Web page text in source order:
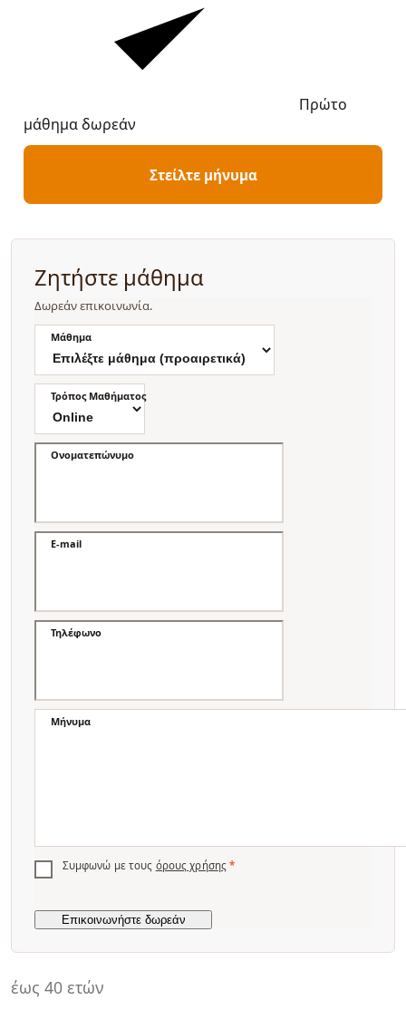
έως 40 ετών
Πρώτο
μάθημα δωρεάν
Στείλτε μήνυμα
Ζητήστε μάθημα
Δωρεάν επικοινωνία.
Μάθημα
Τρόπος Μαθήματος
Ονοματεπώνυμο
E-mail
Τηλέφωνο
Μήνυμα
Συμφωνώ με τους όρους χρήσης *